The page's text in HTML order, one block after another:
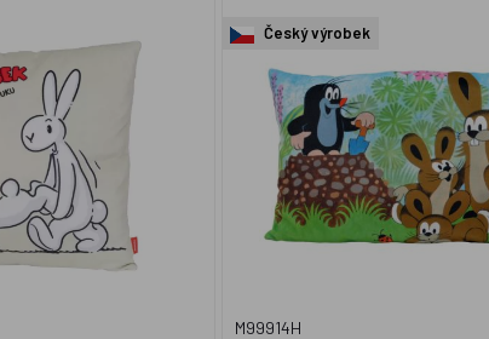
Český výrobek
M99914H